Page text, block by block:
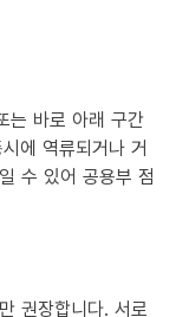
는 바로 아래 구간
에 역류되거나 거
수 있어 공용부 점
권장합니다. 서로